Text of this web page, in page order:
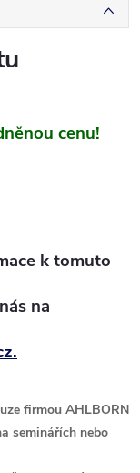
cenu!
k tomuto
na
firmou AHLBORN
seminářích nebo